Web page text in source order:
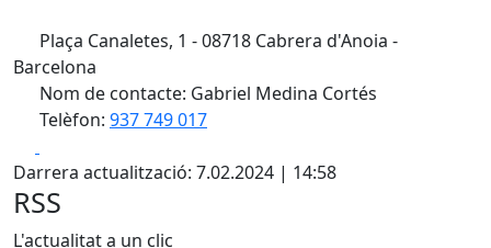
Plaça Canaletes, 1 - 08718 Cabrera d'Anoia -
Barcelona
Nom de contacte: Gabriel Medina Cortés
Telèfon: 937 749 017
Darrera actualització: 7.02.2024 | 14:58
RSS
L'actualitat a un clic